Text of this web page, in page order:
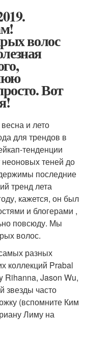
волос
Вот
и лето
для трендов в
тенденции
теней до
последние
тренд лета
кажется, он был
и блогерами ,
повсюду. Мы
волос.
разных
коллекций Prabal
Rihanna, Jason Wu,
звезды часто
(вспомните Ким
Лиму на